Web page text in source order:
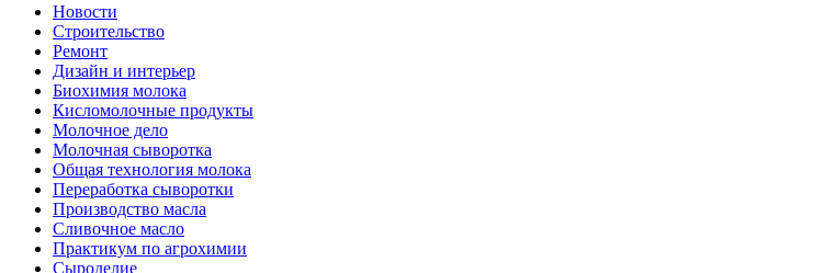
Новости
Строительство
Ремонт
Дизайн и интерьер
Биохимия молока
Кисломолочные продукты
Молочное дело
Молочная сыворотка
Общая технология молока
Переработка сыворотки
Производство масла
Сливочное масло
Практикум по агрохимии
Сыроделие